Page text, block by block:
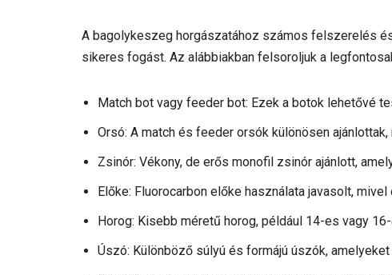
A bagolykeszeg horgászatához számos felszerelés
sikeres fogást. Az alábbiakban felsoroljuk a
Match bot vagy feeder bot: Ezek a botok lehetővé
Orsó: A match és feeder orsók különösen
Zsinór: Vékony, de erős monofil zsinór ajánlott,
Előke: Fluorocarbon előke használata javasolt,
Horog: Kisebb méretű horog, például 14-es vagy
Úszó: Különböző súlyú és formájú úszók,